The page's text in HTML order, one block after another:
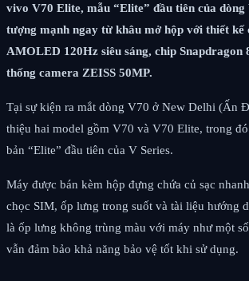
vivo V70 Elite, mẫu “Elite” đầu tiên của dòng
tượng mạnh ngay từ khâu mở hộp với thiết kế
AMOLED 120Hz siêu sáng, chip Snapdragon
thống camera ZEISS 50MP.
Tại sự kiện ra mắt dòng V70 ở New Delhi (Ấn
thiệu hai model gồm V70 và V70 Elite, trong
bản “Elite” đầu tiên của V Series.
Máy được bán kèm hộp đựng chứa củ sạc
chọc SIM, ốp lưng trong suốt và tài liệu hướng
là ốp lưng không trùng màu với máy như một
vẫn đảm bảo khả năng bảo vệ tốt khi sử dụng.